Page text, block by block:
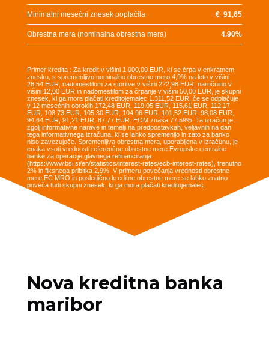
Minimalni mesečni znesek poplačila €91,65
Obrestna mera (nominalna obrestna mera) 4.90%
Primer kredita : Za kredit v višini 1.000,00 EUR, ki se črpa v enkratnem
znesku, s spremenljivo nominalno obrestno mero 4,9% na leto v višini
26,54 EUR, nadomestilom za storitve v višini 222,98 EUR, naročnino v
višini 12,00 EUR in nadomestilom za črpanje v višini 50,00 EUR, je skupni
znesek, ki ga mora plačati kreditojemalec 1.311,52 EUR, če se odplačuje
v 12 mesečnih obrokih 172,48 EUR, 119,05 EUR, 115,61 EUR, 112,17
EUR, 108,73 EUR, 105,30 EUR, 104,96 EUR, 101,52 EUR, 98,08 EUR,
94,64 EUR, 91,21 EUR, 87,77 EUR. EOM znaša 77,59%. Ta izračun je
zgolj informativne narave in temelji na predpostavkah, veljavnih na dan
tega informativnega izračuna, ki se lahko spremenijo in zato za banko
niso zavezujoče. Spremenljiva obrestna mera, uporabljena v izračunu, je
enaka vsoti vrednosti referenčne obrestne mere Evropske centralne
banke za operacije glavnega refinanciranja
(https://www.bsi.si/en/statistics/interest-rates/ecb-interest-rates), trenutno
2% in fiksnega pribitka 2,9%. V primeru povečanja vrednosti obrestne
mere EC MRO in posledično kreditne obrestne mere se lahko znatno
poveča tudi skupni znesek, ki ga mora plačati kreditojemalec.
Nova kreditna banka
maribor